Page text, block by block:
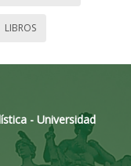
LIBROS
- Universidad